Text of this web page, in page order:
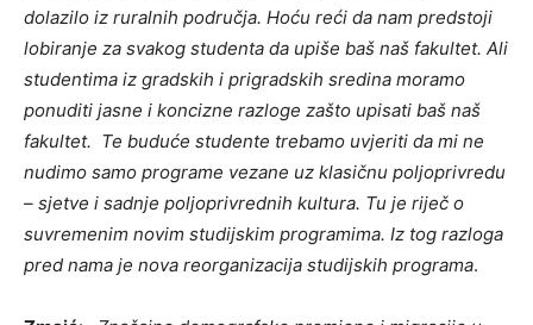
dolazilo iz ruralnih područja. Hoću reći da nam predstoji
lobiranje za svakog studenta da upiše baš naš fakultet. Ali
studentima iz gradskih i prigradskih sredina moramo
ponuditi jasne i koncizne razloge zašto upisati baš naš
fakultet. Te buduće studente trebamo uvjeriti da mi ne
nudimo samo programe vezane uz klasičnu poljoprivredu
– sjetve i sadnje poljoprivrednih kultura. Tu je riječ o
suvremenim novim studijskim programima. Iz tog razloga
pred nama je nova reorganizacija studijskih programa.